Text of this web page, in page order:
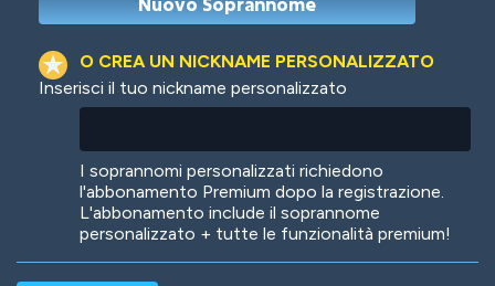
O CREA UN NICKNAME PERSONALIZZATO
Inserisci il tuo nickname personalizzato
I soprannomi personalizzati richiedono
l'abbonamento Premium dopo la registrazione.
L'abbonamento include il soprannome
personalizzato + tutte le funzionalità premium!